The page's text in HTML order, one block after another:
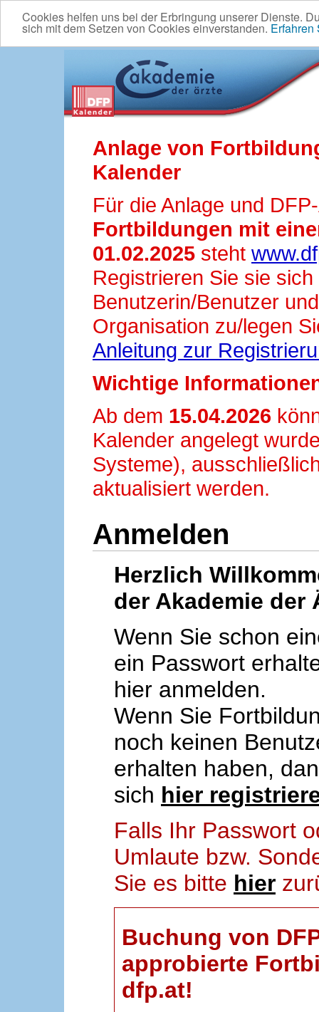
Cookies helfen uns bei der Erbringung unserer Dienste.
sich mit dem Setzen von Cookies einverstanden. Erfahren
Anlage von
Kalender
Für die Anlage und
Fortbildungen mit
01.02.2025 steht
Registrieren Sie sie
Benutzerin/Benutzer
Organisation zu/legen
Anleitung zur
Wichtige
Ab dem 15.04.2026
Kalender angelegt
Systeme),
aktualisiert werden.
Anmelden
Herzlich
der Akademie der
Wenn Sie schon
ein Passwort
hier anmelden.
Wenn Sie
noch keinen
erhalten haben,
sich hier
Falls Ihr Passwort
Umlaute bzw.
Sie es bitte hier
Buchung von
approbierte
dfp.at!